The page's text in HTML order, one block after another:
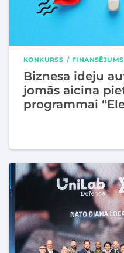
KONKURSS FINANSĒJUMS
Biznesa ideju
jomās aicina
programmai